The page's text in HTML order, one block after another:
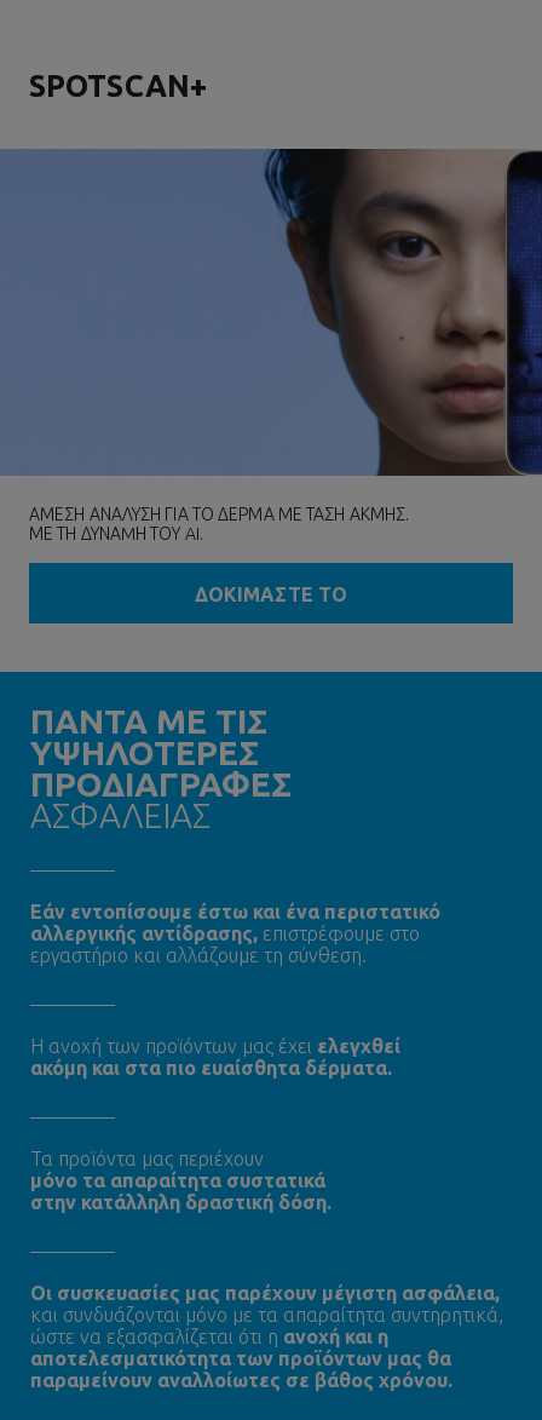
SPOTSCAN+
ΑΜΕΣΗ ΑΝΑΛΥΣΗ ΓΙΑ ΤΟ ΔΕΡΜΑ ΜΕ ΤΑΣΗ ΑΚΜΗΣ.
ΜΕ ΤΗ ΔΥΝΑMΗ ΤΟΥ AI.
ΔΟΚΙΜΑΣΤΕ ΤΟ
ΠΑΝΤΑ ΜΕ ΤΙΣ
ΥΨΗΛΟΤΕΡΕΣ
ΠΡΟΔΙΑΓΡΑΦΕΣ
ΑΣΦΑΛΕΙΑΣ
Εάν εντοπίσουμε έστω και ένα περιστατικό
αλλεργικής αντίδρασης, επιστρέφουμε στο
εργαστήριο και αλλάζουμε τη σύνθεση.
Η ανοχή των προϊόντων μας έχει ελεγχθεί
ακόμη και στα πιο ευαίσθητα δέρματα.
Τα προϊόντα μας περιέχουν
μόνο τα απαραίτητα συστατικά
στην κατάλληλη δραστική δόση.
Oι συσκευασίες μας παρέχουν μέγιστη ασφάλεια,
και συνδυάζονται μόνο με τα απαραίτητα συντηρητικά,
ώστε να εξασφαλίζεται ότι η ανοχή και η
αποτελεσματικότητα των προϊόντων μας θα
παραμείνουν αναλλοίωτες σε βάθος χρόνου.